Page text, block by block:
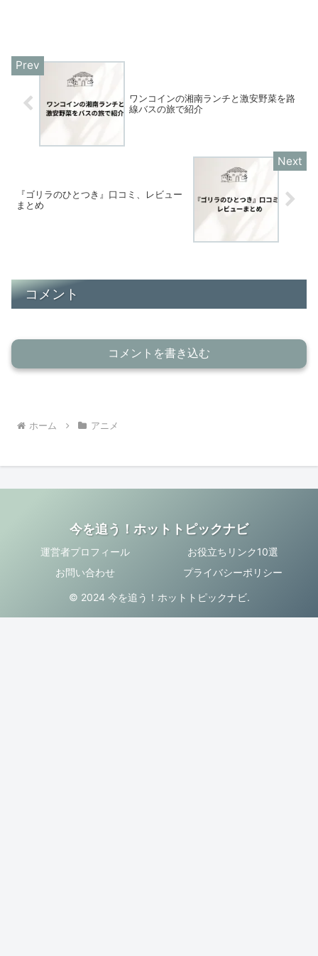
ワンコインの湘南ランチと激安野菜を路
線バスの旅で紹介
『ゴリラのひとつき』口コミ、レビュー
まとめ
コメント
コメントを書き込む
ホーム アニメ
今を追う！ホットトピックナビ
運営者プロフィール
お役立ちリンク10選
お問い合わせ
プライバシーポリシー
© 2024 今を追う！ホットトピックナビ.